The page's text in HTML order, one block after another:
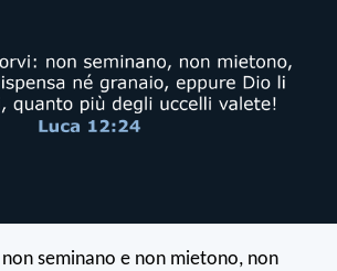
seminano e non mietono, non